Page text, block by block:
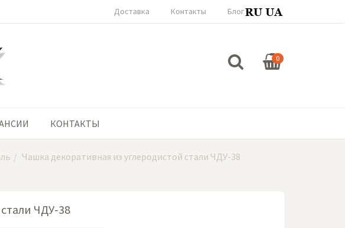
Доставка Контакты Блог
0
КОНТАКТЫ
Чашка декоративная из углеродистой стали ЧДУ-38
ЧДУ-38